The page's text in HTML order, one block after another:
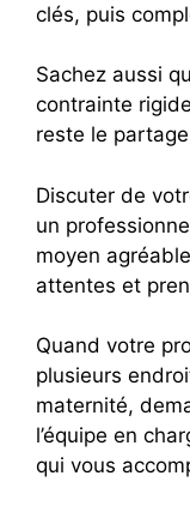
clés, puis
Sachez aussi
contrainte
reste le
Discuter de
un
moyen
attentes et
Quand votre
plusieurs
maternité,
l’équipe en
qui vous